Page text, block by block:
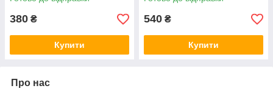
380 ₴
Купити
540 ₴
Купити
Про нас